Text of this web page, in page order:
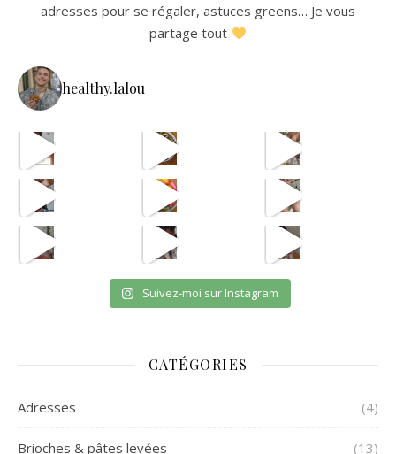
adresses pour se régaler, astuces greens… Je vous
partage tout
healthy.lalou
avec les astuces de @aist
Suivez-moi sur Instagram
CATÉGORIES
Adresses (4)
Brioches & pâtes levées (13)